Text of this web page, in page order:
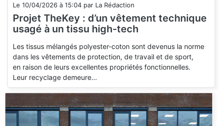
Le 10/04/2026 à 15:04 par La Rédaction
Projet TheKey : d’un vêtement technique
usagé à un tissu high-tech
Les tissus mélangés polyester-coton sont devenus la norme
dans les vêtements de protection, de travail et de sport,
en raison de leurs excellentes propriétés fonctionnelles.
Leur recyclage demeure…